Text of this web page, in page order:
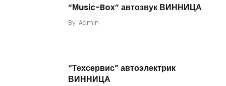
“Мusic-Box” автозвук ВИННИЦА
By Admin
“Техсервис” автоэлектрик
ВИННИЦА